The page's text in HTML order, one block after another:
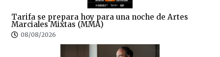
Tarifa se prepara hoy para una noche de Artes
Marciales Mixtas (MMA)
08/08/2026